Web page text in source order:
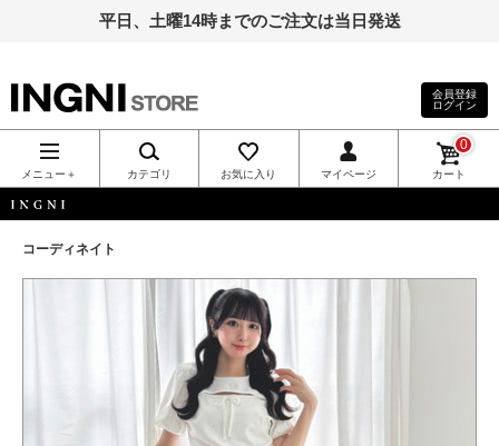
平日、土曜14時までのご注文は当日発送
INGNI（イン
グ）公式通
販｜INGNI
STORE
会員登録
ログイン
メニュー＋ カテゴリ お気に入り マイページ カート
0
コーディネイト